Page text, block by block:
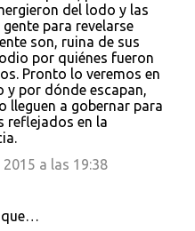
del lodo y las
para revelarse
son, ruina de sus
por quiénes fueron
Pronto lo veremos en
y por dónde escapan,
lleguen a gobernar para
reflejados en la
a las 19:38
que…